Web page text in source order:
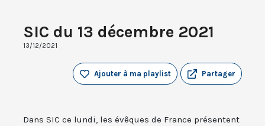
SIC du 13 décembre 2021
13/12/2021
Partager
Ajouter à ma playlist
Dans SIC ce lundi, les évêques de France présentent